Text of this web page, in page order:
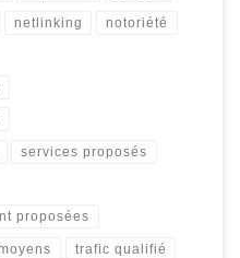
netlinking notoriété
services proposés
proposées
trafic qualifié